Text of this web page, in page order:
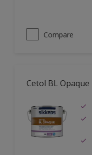
Compare
Cetol BL Opaque